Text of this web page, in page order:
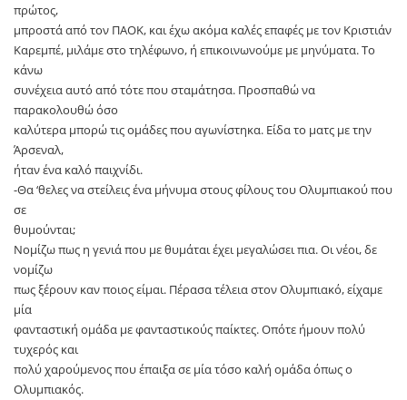
πρώτος,
μπροστά από τον ΠΑΟΚ, και έχω ακόμα καλές επαφές με τον Κριστιάν
Καρεμπέ, μιλάμε στο τηλέφωνο, ή επικοινωνούμε με μηνύματα. Το
κάνω
συνέχεια αυτό από τότε που σταμάτησα. Προσπαθώ να
παρακολουθώ όσο
καλύτερα μπορώ τις ομάδες που αγωνίστηκα. Είδα το ματς με την
Άρσεναλ,
ήταν ένα καλό παιχνίδι.
-Θα ‘θελες να στείλεις ένα μήνυμα στους φίλους του Ολυμπιακού που
σε
θυμούνται;
Νομίζω πως η γενιά που με θυμάται έχει μεγαλώσει πια. Οι νέοι, δε
νομίζω
πως ξέρουν καν ποιος είμαι. Πέρασα τέλεια στον Ολυμπιακό, είχαμε
μία
φανταστική ομάδα με φανταστικούς παίκτες. Οπότε ήμουν πολύ
τυχερός και
πολύ χαρούμενος που έπαιξα σε μία τόσο καλή ομάδα όπως ο
Ολυμπιακός.